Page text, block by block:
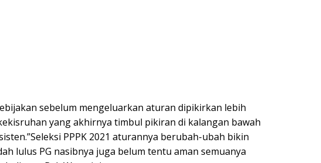
sebelum mengeluarkan aturan dipikirkan lebih
yang akhirnya timbul pikiran di kalangan bawah
PPPK 2021 aturannya berubah-ubah bikin
lulus PG nasibnya juga belum tentu aman semuanya